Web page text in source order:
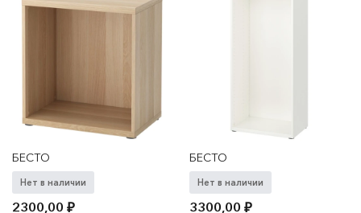
БЕСТО
Нет в наличии
2300,00₽
БЕСТО
Нет в наличии
3300,00₽